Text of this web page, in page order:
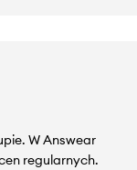
W Answear
regularnych.